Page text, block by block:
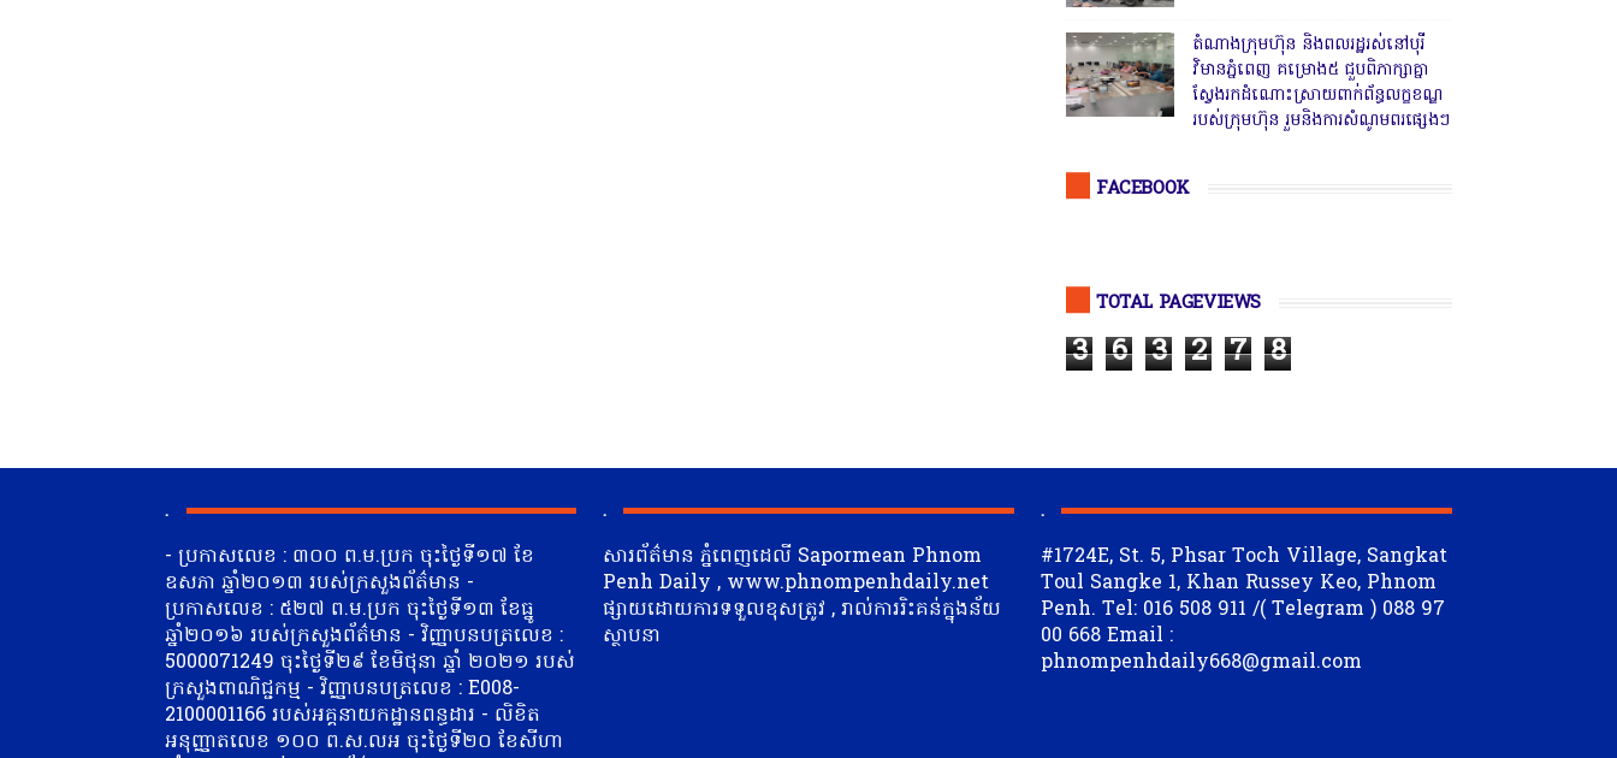
តំណាងក្រុមហ៊ុន និងពលរដ្ឋរស់នៅបុរី
វិមានភ្នំពេញ គម្រោង៥ ជួបពិភាក្សាគ្នា
ស្វែងរកដំណោះស្រាយពាក់ព័ន្ធលក្ខខណ្ឌ
របស់ក្រុមហ៊ុន រួមនិងការសំណូមពរផ្សេងៗ
FACEBOOK
TOTAL PAGEVIEWS
3 6 3 2 7 8
.
- ប្រកាសលេខ : ៣០០ ព.ម.ប្រក ចុះថ្ងៃទី១៧ ខែ
ឧសភា ឆ្នាំ២០១៣ របស់ក្រសួងព័ត៌មាន -
ប្រកាសលេខ : ៥២៧ ព.ម.ប្រក ចុះថ្ងៃទី១៣ ខែធ្នូ
ឆ្នាំ២០១៦ របស់ក្រសួងព័ត៌មាន - វិញ្ញាបនបត្រលេខ :
5000071249 ចុះថ្ងៃទី២៩ ខែមិថុនា​ ឆ្នាំ ២០២១ របស់
ក្រសួងពាណិជ្ជកម្ម - វិញ្ញាបនបត្រលេខ : E008-
2100001166 របស់អគ្គនាយកដ្ឋានពន្ធដារ - លិខិត
អនុញ្ញាតលេខ ១០០ ព.ស.លអ ចុះថ្ងៃទី២០ ខែសីហា
.
សារព័ត៌មាន ភ្នំពេញដេលី Sapormean Phnom
Penh Daily , www.phnompenhdaily.net
ផ្សាយដោយការទទួលខុសត្រូវ , រាល់ការរិះគន់ក្នុងន័យ
ស្ថាបនា
.
#1724E, St. 5, Phsar Toch Village, Sangkat
Toul Sangke 1, Khan Russey Keo, Phnom
Penh. Tel: 016 508 911 /( Telegram ) 088 97
00 668 Email :
phnompenhdaily668@gmail.com